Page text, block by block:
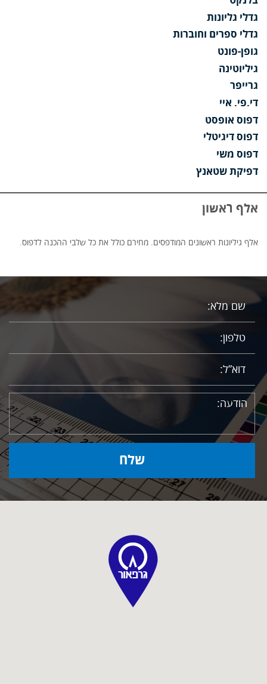
גדלי גליונות
גדלי ספרים וחוברות
גופן-פונט
גיליוטינה
גרייפר
די.פי. איי
דפוס אופסט
דפוס דיגיטלי
דפוס משי
דפיקת שטאנץ
אלף ראשון
אלף גיליונות ראשונים המודפסים. מחירם כולל את כל שלבי ההכנה לדפוס.